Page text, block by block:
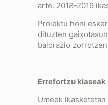
arte. 2018-2019
Proiektu honi
dituzten
balorazio
Errefortzu klaseak
Umeek